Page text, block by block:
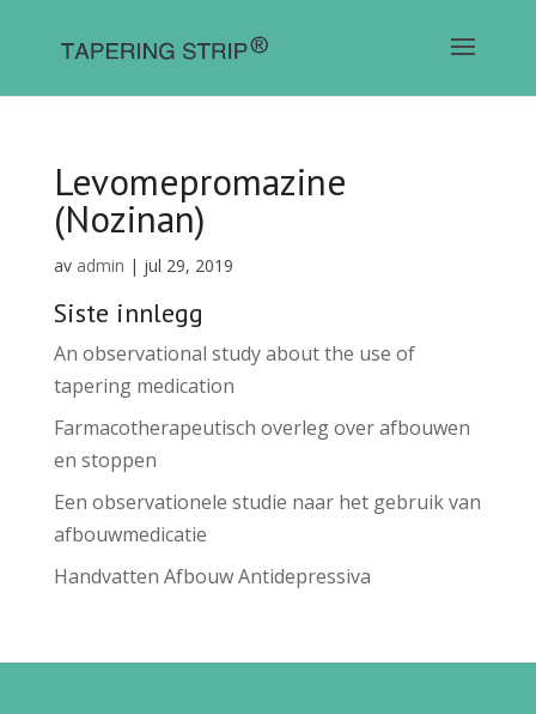
Levomepromazine
(Nozinan)
av admin | jul 29, 2019
Siste innlegg
An observational study about the use of
tapering medication
Farmacotherapeutisch overleg over afbouwen
en stoppen
Een observationele studie naar het gebruik van
afbouwmedicatie
Handvatten Afbouw Antidepressiva